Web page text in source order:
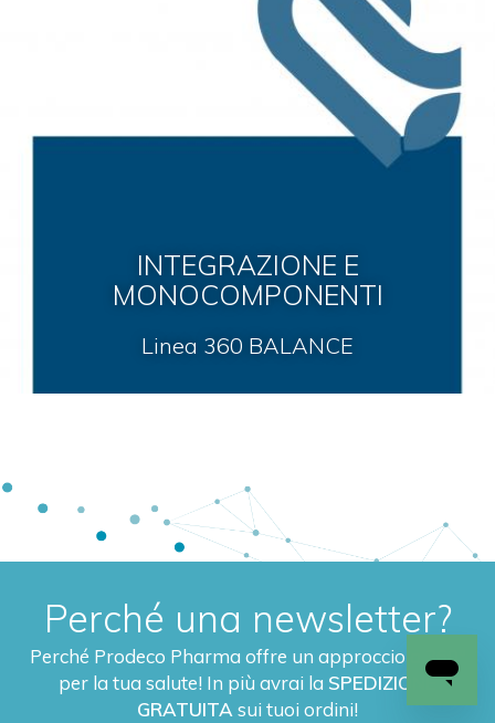
INTEGRAZIONE E
MONOCOMPONENTI
Linea 360 BALANCE
Perché una newsletter?
Perché Prodeco Pharma offre un approccio a 360°
per la tua salute! In più avrai la SPEDIZIONE
GRATUITAsui tuoi ordini!